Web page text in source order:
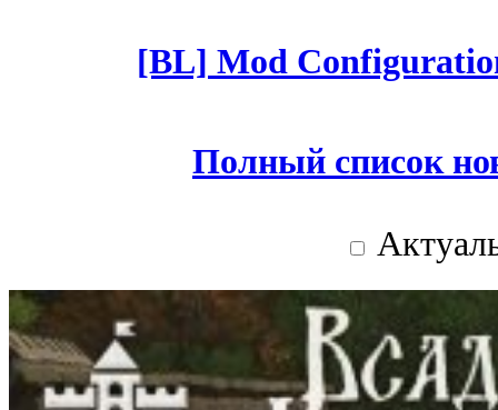
[BL] Mod
Полный список